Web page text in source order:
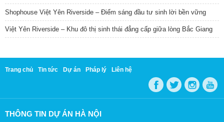
Shophouse Việt Yên Riverside – Điểm sáng đầu tư sinh lời bền vững
Việt Yên Riverside – Khu đô thị sinh thái đẳng cấp giữa lòng Bắc Giang
Trang chủ Tin tức Dự án Pháp lý Liên hệ
THÔNG TIN DỰ ÁN HÀ NỘI